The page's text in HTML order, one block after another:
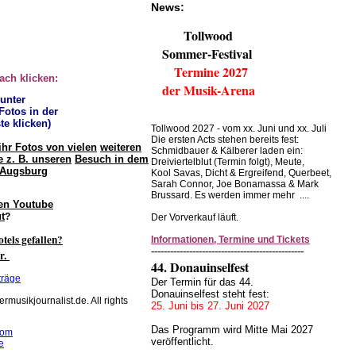
klicken:
in der
klicken)
Fotos von vielen weiteren
z. B. unseren Besuch in dem
Youtube
?
gefallen?
News:
Tollwood
Sommer-Festival
Termine 2027
der Musik-Arena
Tollwood 2027 - vom xx. Juni und xx. Juli
Die ersten Acts stehen bereits fest:
Schmidbauer & Kälberer laden ein:
Dreiviertelblut (Termin folgt), Meute,
Kool Savas, Dicht & Ergreifend, Querbeet,
Sarah Connor, Joe Bonamassa & Mark
Brussard. Es werden immer mehr ....
Der Vorverkauf läuft.
Informationen, Termine und Tickets
------------------------------------------------
44. Donauinselfest
Der Termin für das 44.
Donauinselfest steht fest:
25. Juni bis 27. Juni 2027
Das Programm wird Mitte Mai 2027
veröffentlicht.
All rights